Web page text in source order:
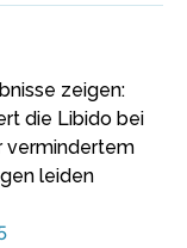
zeigen:
die Libido bei
vermindertem
leiden